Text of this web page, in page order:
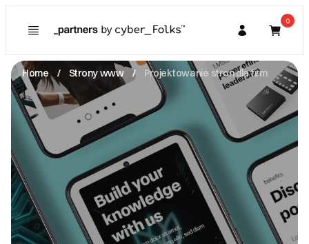
Kupujący
Partner
0
Home Strony www Projektowanie stron dla firm
Poznaj
Prawa konsumenta
O Partnerze
I. Dane Sprzedającego
Webidea s.c.
11 Listopada 1 1 -
41-300 Dąbrowa Górnicza
NIP: 6292337079
webidea@webidea.pl
Zobacz email